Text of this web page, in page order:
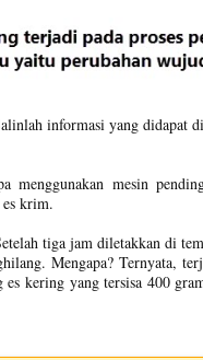
informasi yang didapat
menggunakan mesin
krim.
tiga jam diletakkan di
Mengapa? Ternyata,
kering yang tersisa 400